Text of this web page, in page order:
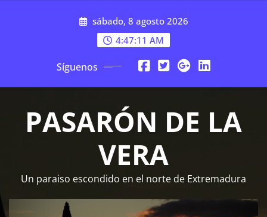
sábado, 8 agosto 2026
4:47:11 AM
Síguenos
PASARÓN DE LA
VERA
Un paraiso escondido en el norte de Extremadura